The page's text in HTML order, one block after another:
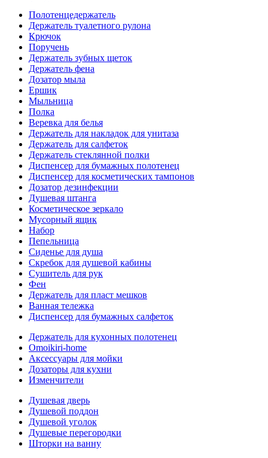
Полотенцедержатель
Держатель туалетного рулона
Крючок
Поручень
Держатель зубных щеток
Держатель фена
Дозатор мыла
Eршик
Мыльница
Полка
Веревка для белья
Держатель для накладок для унитаза
Держатель для салфеток
Держатель стеклянной полки
Диспенсер для бумажных полотенец
Диспенсер для косметических тампонов
Дозатор дезинфекции
Душевая штанга
Косметическое зеркало
Мусорный ящик
Набор
Пепельница
Сиденье для душа
Скребок для душевой кабины
Сушитель для рук
Фен
Держатель для пласт мешков
Ванная тележка
Диспенсер для бумажных салфеток
Держатель для кухонных полотенец
Omoikiri-home
Аксессуары для мойки
Дозаторы для кухни
Изменчители
Душевая дверь
Душевой поддон
Душевой уголок
Душевые перегородки
Шторки на ванну